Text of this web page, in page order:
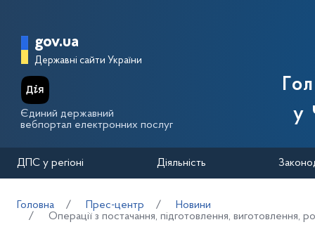
Головна сторінка Державної
gov.ua
Державні сайти України
Єдиний державний
вебпортал електронних послуг
у
ДПС у регіоні Діяльність
Головна Прес-центр
Новини
Операції з постачання, підготовлення, виготовлення,